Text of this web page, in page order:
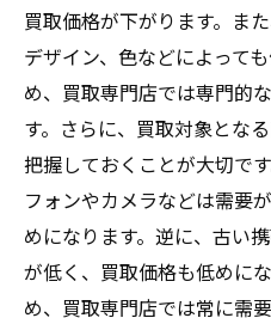
買取価格が下がります。ま
デザイン、色などによって
め、買取専門店では専門的
す。さらに、買取対象とな
把握しておくことが大切で
フォンやカメラなどは需要
めになります。逆に、古い
が低く、買取価格も低めに
め、買取専門店では常に需